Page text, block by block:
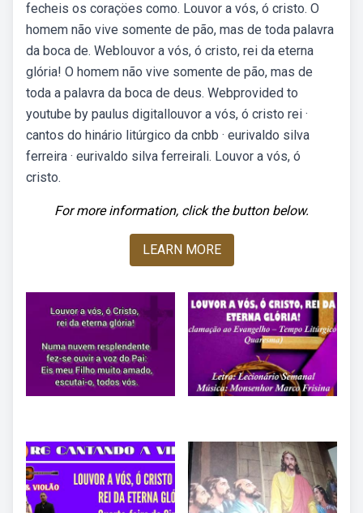
fecheis os coraçöes como. Louvor a vós, ó cristo. O
homem não vive somente de pão, mas de toda palavra
da boca de. Weblouvor a vós, ó cristo, rei da eterna
glória! O homem não vive somente de pão, mas de
toda a palavra da boca de deus. Webprovided to
youtube by paulus digitallouvor a vós, ó cristo rei ·
cantos do hinário litúrgico da cnbb · eurivaldo silva
ferreira · eurivaldo silva ferreirali. Louvor a vós, ó
cristo.
For more information, click the button below.
LEARN MORE